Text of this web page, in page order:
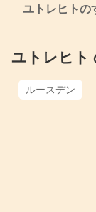
ユトレヒトの
ユトレヒト
ルースデン